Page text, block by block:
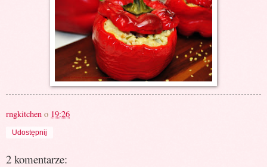
rngkitchen o 19:26
Udostępnij
2 komentarze: